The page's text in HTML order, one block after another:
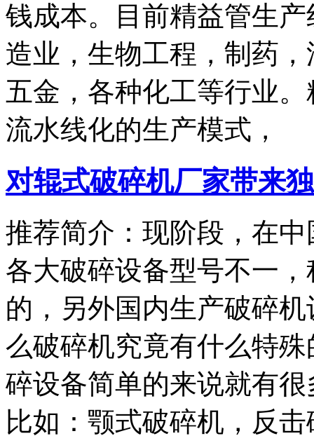
钱成本。目前精益管生
造业，生物工程，制药
五金，各种化工等行
流水线化的生产模式，
对辊式破碎机厂家带来
推荐简介：现阶段，在
各大破碎设备型号不一
的，另外国内生产破碎
么破碎机究竟有什么特
碎设备简单的来说就有
比如：颚式破碎机，反